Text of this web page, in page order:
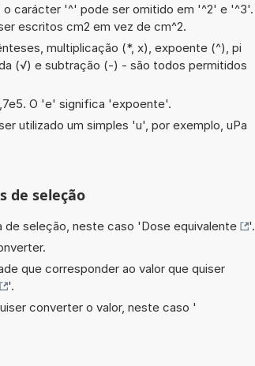
carácter '^' pode ser omitido em '^2' e '^3'.
escritos cm2 em vez de cm^2.
multiplicação (*, x), expoente (^), pi
(√) e subtração (-) - são todos permitidos
O 'e' significa 'expoente'.
utilizado um simples 'u', por exemplo, uPa
de seleção
de seleção, neste caso 'Dose equivalente
'.
que corresponder ao valor que quiser
'.
converter o valor, neste caso '